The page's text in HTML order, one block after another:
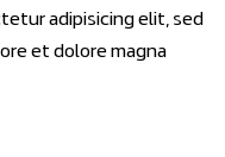
adipisicing elit, sed
et dolore magna